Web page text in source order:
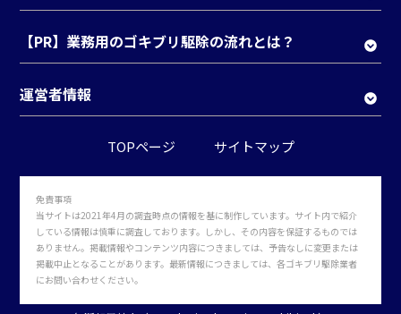
【PR】業務用のゴキブリ駆除の流れとは？
運営者情報
TOPページ サイトマップ
免責事項
当サイトは2021年4月の調査時点の情報を基に制作しています。サイト内で紹介
している情報は慎重に調査しております。しかし、その内容を保証するものでは
ありません。掲載情報やコンテンツ内容につきましては、予告なしに変更または
掲載中止となることがあります。最新情報につきましては、各ゴキブリ駆除業者
にお問い合わせください。